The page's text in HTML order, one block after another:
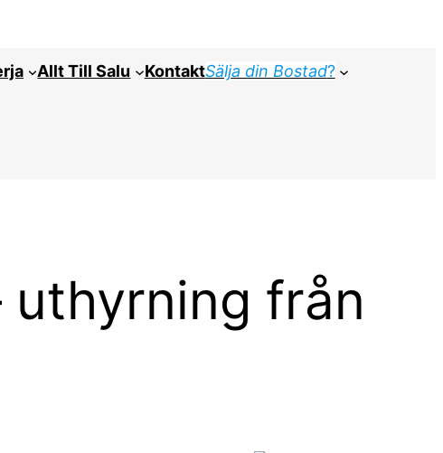
Allt Till Salu KontaktSälja din Bostad?
uthyrning från